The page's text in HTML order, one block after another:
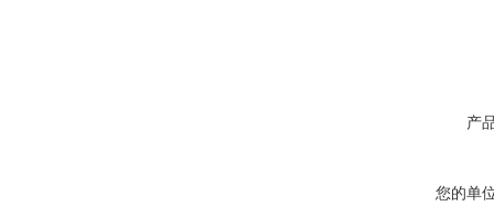
产
您的单